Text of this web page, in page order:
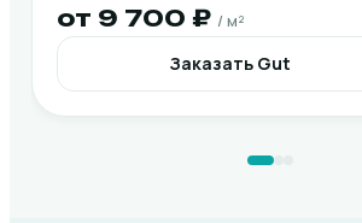
от 9 700 ₽ / м²
Заказать Gut